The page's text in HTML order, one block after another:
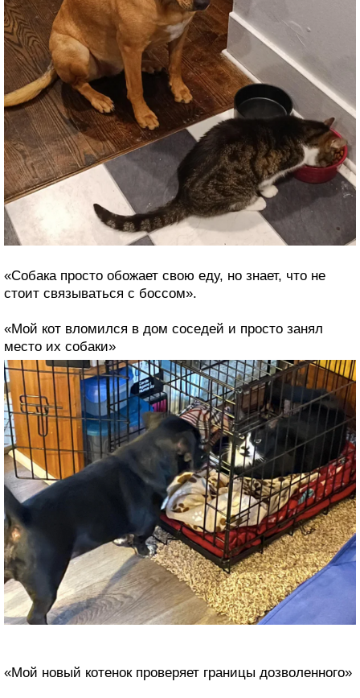
«Собака просто обожает свою еду, но знает, что не
стоит связываться с боссом».
«Мой кот вломился в дом соседей и просто занял
место их собаки»
«Мой новый котенок проверяет границы дозволенного»